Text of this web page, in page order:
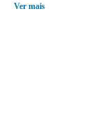
Ver mais